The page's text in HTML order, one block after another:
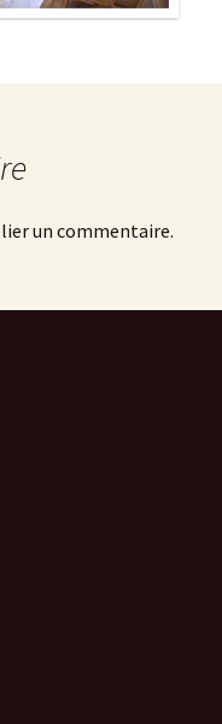
un commentaire.